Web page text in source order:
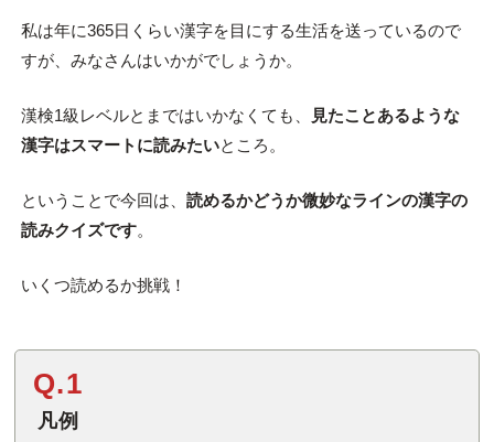
私は年に365日くらい漢字を目にする生活を送っているので
すが、みなさんはいかがでしょうか。
漢検1級レベルとまではいかなくても、
見たことあるような
漢字はスマートに読みたいところ。
ということで今回は、 読めるかどうか微妙なラインの漢字の
読みクイズです。
いくつ読めるか挑戦！
Q.1
凡例